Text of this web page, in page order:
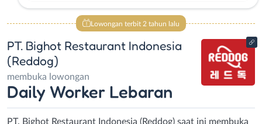
Lowongan terbit 2 tahun lalu
PT. Bighot Restaurant Indonesia
(Reddog)
membuka lowongan
Daily Worker Lebaran
PT. Bighot Restaurant Indonesia (Reddog) saat ini membuka